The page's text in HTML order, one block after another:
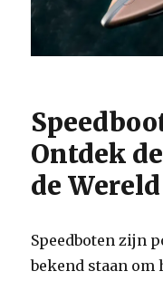
Ontdek
de
Speedboten zijn
bekend staan om